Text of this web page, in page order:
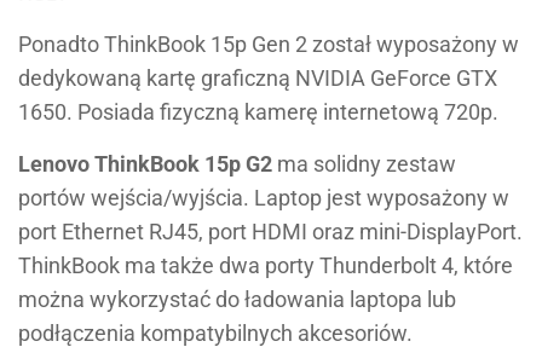
Ponadto ThinkBook 15p Gen 2 został wyposażony w
dedykowaną kartę graficzną NVIDIA GeForce GTX
1650. Posiada fizyczną kamerę internetową 720p.
Lenovo ThinkBook 15p G2 ma solidny zestaw
portów wejścia/wyjścia. Laptop jest wyposażony w
port Ethernet RJ45, port HDMI oraz mini-DisplayPort.
ThinkBook ma także dwa porty Thunderbolt 4, które
można wykorzystać do ładowania laptopa lub
podłączenia kompatybilnych akcesoriów.